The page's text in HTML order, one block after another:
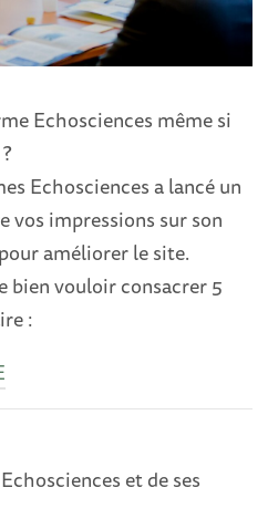
Echosciences même si
Echosciences a lancé un
vos impressions sur son
améliorer le site.
bien vouloir consacrer 5
:
et de ses